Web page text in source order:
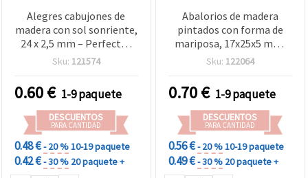
Alegres cabujones de
madera con sol sonriente,
24 x 2,5 mm – Perfectos
para manualidades,
decoración creativa DIY,
pack de 10 unidades
Sku: 121574
0.60€ 1-9 paquete
DESCUENTOS
PARA CANTIDAD
0.48 €- 20 %10-19 paquete
0.42 €- 30 % 20 paquete +
Abalorios de madera
pintados con forma de
mariposa, 17x25x5 mm,
agujero: 2 mm, colores
Sku: 122064
0.70€ 1-9 paquete
DESCUENTOS
PARA CANTIDAD
0.56 €- 20 %10-19 paquete
0.49 €- 30 % 20 paquete +